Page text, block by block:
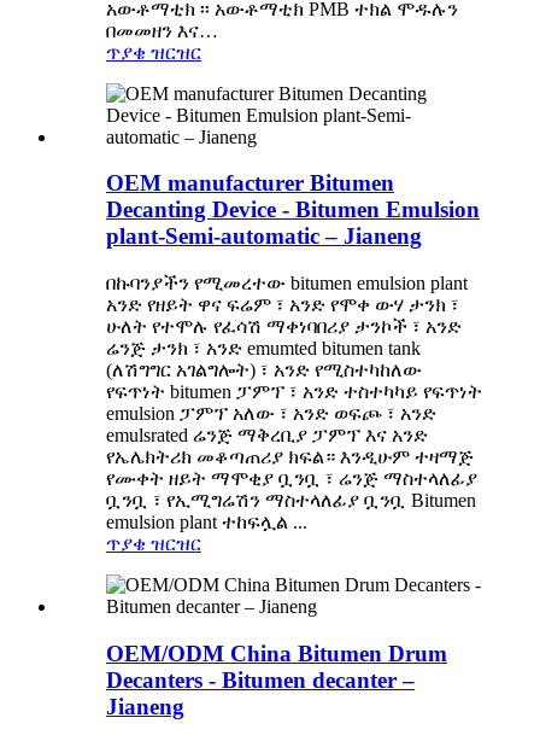
አውቶማቲክ ፡፡ አውቶማቲክ PMB ተክል ሞዱሉን
በመመዘን እና…
ጥያቄ ዝርዝር
OEM manufacturer Bitumen
Decanting Device - Bitumen Emulsion
plant-Semi-automatic – Jianeng
በኩባንያችን የሚመረተው bitumen emulsion plant
አንድ የዘይት ዋና ፍሬም ፣ አንድ የሞቀ ውሃ ታንክ ፣
ሁለት የተሞሉ የፈሳሽ ማቀነባበሪያ ታንኮች ፣ አንድ
ሬንጅ ታንክ ፣ አንድ emumted bitumen tank
(ለሽግግር አገልግሎት) ፣ አንድ የሚስተካከለው
የፍጥነት bitumen ፓምፕ ፣ አንድ ተስተካካይ የፍጥነት
emulsion ፓምፕ አለው ፣ አንድ ወፍጮ ፣ አንድ
emulsrated ሬንጅ ማቅረቢያ ፓምፕ እና አንድ
የኤሌክትሪክ መቆጣጠሪያ ክፍል። እንዲሁም ተዛማጅ
የሙቀት ዘይት ማሞቂያ ቧንቧ ፣ ሬንጅ ማስተላለፊያ
ቧንቧ ፣ የኢሚግሬሽን ማስተላለፊያ ቧንቧ Bitumen
emulsion plant ተከፍሏል ...
ጥያቄ ዝርዝር
OEM/ODM China Bitumen Drum
Decanters - Bitumen decanter –
Jianeng